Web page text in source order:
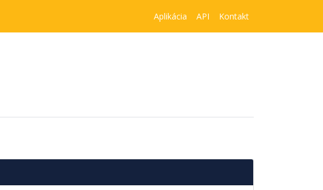
Aplikácia API Kontakt